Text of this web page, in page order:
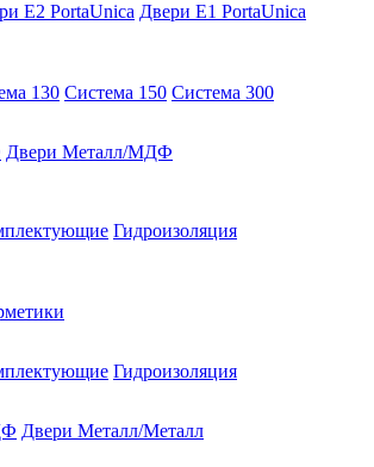
E2 PortaUnica Двери E1 PortaUnica
130 Система 150 Система 300
Двери Металл/МДФ
Гидроизоляция
Гидроизоляция
Двери Металл/Металл